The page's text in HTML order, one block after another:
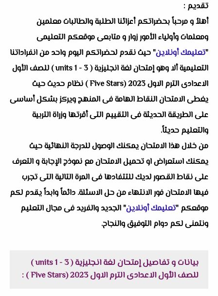
تقديم :
أهلاُ و مرحباً بحضراتكم أعزائنا الطلبة والطالبات معلمين
ومعلمات وأولياء الأمور زوار و متابعى موقعكم التعليمى
"تعليمك أونلاين" حيث نقدم لحضراتكم اليوم واحد من انفراداتنا
التعليمية ألا وهو إمتحان لغة انجليزية ( units 1 - 3 ) للصف الأول
الاعدادى الترم الاول 2023 (Five Stars ) نظام حديث حيث
يغطى الامتحان النقاط الهامة فى المنهج ويركز بشكل أساسى
على الطريقة الحديثة فى التقييم التى أقرتها وزراة التربية
والتعليم حديثاً.
من خلال هذا الامتحان يمكنك الوصول للدرجة النهائية حيث
يمكنك استعراض او تحميل الامتحان مع نموذج الإجابة و التعرف
على نقاط القصور لديك للتتفادها فى المرة التالية التى تجرب
فيها الامتحان فور الانتهاء من حل الاسئلة. دائماً وابداً يقدم لكم
موقعكم "تعليمك أونلاين" الجديد والفريد فى مجال التعليم
ونتمنى لكم دوام التوفيق والنجاح.
بيانات و تفاصيل إمتحان لغة انجليزية ( units 1 - 3 )
للصف الأول الاعدادى الترم الاول 2023 (Five Stars ) :